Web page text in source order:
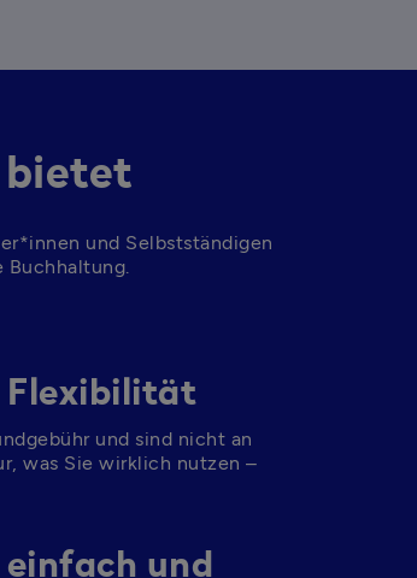
bietet
und Selbstständigen
Buchhaltung.
Flexibilität
und sind nicht an
was Sie wirklich nutzen –
und